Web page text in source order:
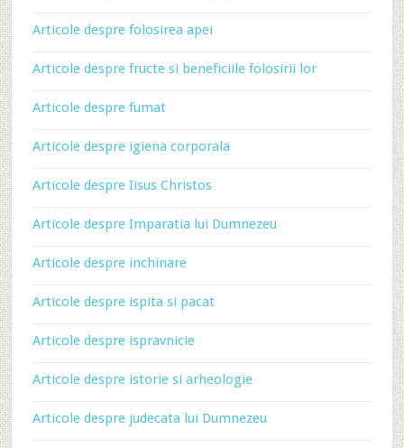
Articole despre folosirea apei
Articole despre fructe si beneficiile folosirii lor
Articole despre fumat
Articole despre igiena corporala
Articole despre Iisus Christos
Articole despre Imparatia lui Dumnezeu
Articole despre inchinare
Articole despre ispita si pacat
Articole despre ispravnicie
Articole despre istorie si arheologie
Articole despre judecata lui Dumnezeu